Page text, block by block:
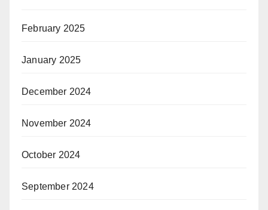
February 2025
January 2025
December 2024
November 2024
October 2024
September 2024